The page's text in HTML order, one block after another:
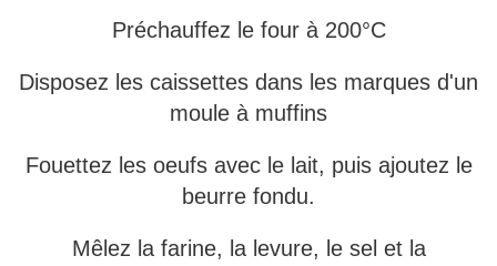
Préchauffez le four à 200°C
Disposez les caissettes dans les marques d'un
moule à muffins
Fouettez les oeufs avec le lait, puis ajoutez le
beurre fondu.
Mêlez la farine, la levure, le sel et la